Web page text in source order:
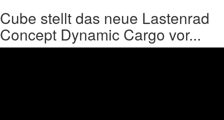
Cube stellt das neue Lastenrad
Concept Dynamic Cargo vor...